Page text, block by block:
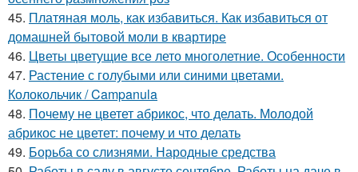
45. Платяная моль, как избавиться. Как избавиться от
домашней бытовой моли в квартире
46. Цветы цветущие все лето многолетние. Особенности
47. Растение с голубыми или синими цветами.
Колокольчик / Campanula
48. Почему не цветет абрикос, что делать. Молодой
абрикос не цветет: почему и что делать
49. Борьба со слизнями. Народные средства